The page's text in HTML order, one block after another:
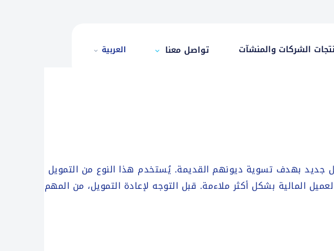
الشركات والمنشآت تواصل معنا العربية
جديد بهدف تسوية ديونهم القديمة. يُستخدم هذا النوع من التمويل
المالية بشكل أكثر ملاءمة. قبل التوجه لإعادة التمويل، من المهم